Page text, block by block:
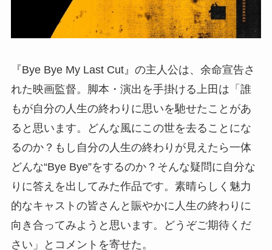
『Bye Bye My Last Cut』の主人公は、余命宣告さ
れた映画監督。脚本・演出を手掛ける上田は「誰
もが自分の人生の終わりに思いを馳せたことがあ
ると思います。どんな風にこの世を去ることにな
るのか？もし自分の人生の終わりが見えたら一体
どんな“Bye Bye”をするのか？そんな疑問に自分な
りに答えを出してみた作品です。素晴らしく魅力
的なキャストの皆さんと賑やかに人生の終わりに
向き合ってみようと思います。どうぞご期待くだ
さい」とコメントを寄せた。